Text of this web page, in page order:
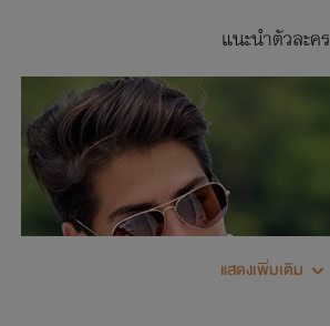
แนะนำตัวละคร
แสดงเพิ่มเติม